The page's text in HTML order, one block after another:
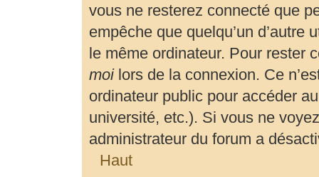
vous ne resterez connecté que
empêche que quelqu’un
le même ordinateur. Pour rester
moilors de la connexion. Ce
ordinateur public pour accéder
université, etc.). Si vous ne
administrateur du forum a
Haut